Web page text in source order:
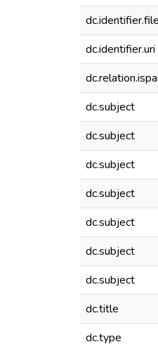
dc.identifier.file
dc.identifier.uri
dc.subject
dc.subject
dc.subject
dc.subject
dc.subject
dc.subject
dc.subject
dc.title
dc.type